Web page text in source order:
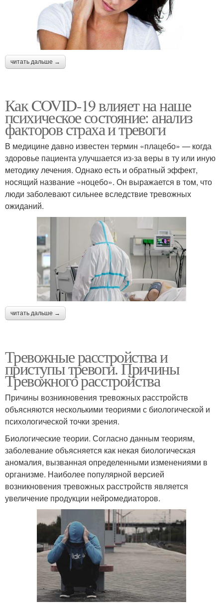
читать дальше →
Как COVID-19 влияет на наше
психическое состояние: анализ
факторов страха и тревоги
В медицине давно известен термин «плацебо» — когда
здоровье пациента улучшается из-за веры в ту или иную
методику лечения. Однако есть и обратный эффект,
носящий название «ноцебо». Он выражается в том, что
люди заболевают сильнее вследствие тревожных
ожиданий.
читать дальше →
Тревожные расстройства и
приступы тревоги. Причины
Тревожного расстройства
Причины возникновения тревожных расстройств
объясняются несколькими теориями с биологической и
психологической точки зрения.
Биологические теории. Согласно данным теориям,
заболевание объясняется как некая биологическая
аномалия, вызванная определенными изменениями в
организме. Наиболее популярной версией
возникновения тревожных расстройств является
увеличение продукции нейромедиаторов.